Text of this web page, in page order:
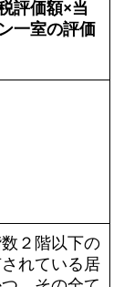
評価額×当
一室の評価
２階以下の
れている居